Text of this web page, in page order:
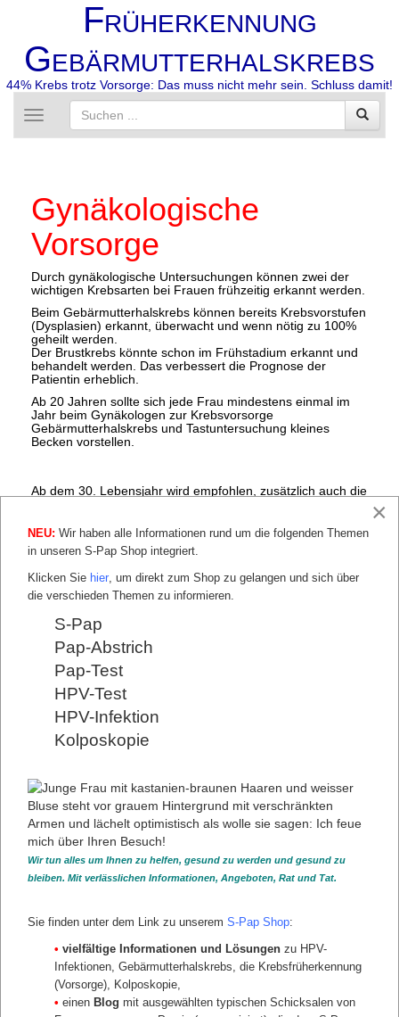
FRÜHERKENNUNG
GEBÄRMUTTERHALSKREBS
44% Krebs trotz Vorsorge: Das muss nicht mehr sein. Schluss damit!
Toggle
navigation
Gynäkologische
Vorsorge
Durch gynäkologische Untersuchungen können zwei der
wichtigen Krebsarten bei Frauen frühzeitig erkannt werden.
Beim Gebärmutterhalskrebs können bereits Krebsvorstufen
(Dysplasien) erkannt, überwacht und wenn nötig zu 100%
geheilt werden.
Der Brustkrebs könnte schon im Frühstadium erkannt und
behandelt werden. Das verbessert die Prognose der
Patientin erheblich.
Ab 20 Jahren sollte sich jede Frau mindestens einmal im
Jahr beim Gynäkologen zur Krebsvorsorge
Gebärmutterhalskrebs und Tastuntersuchung kleines
Becken vorstellen.
Ab dem 30. Lebensjahr wird empfohlen, zusätzlich auch die
auch eine Mammografie, die alle zwei Jahre empfohlen
enormer Bedeutung, welche Untersuchungsart die Patientin
wählt. Je nachdem, welchen Abstrich der Frauenarzt
unterschiedlich. Möglich sind die konventionelle Zytologie
und die Dünnschicht-Zytologie.
KREBSVORSORGE FÜR FRAUEN
×
NEU: Wir haben alle Informationen rund um die folgenden Themen
in unseren S-Pap Shop integriert.
Klicken Sie hier, um direkt zum Shop zu gelangen und sich über
die verschieden Themen zu informieren.
S-Pap
Pap-Abstrich
Pap-Test
HPV-Test
HPV-Infektion
Kolposkopie
Wir tun alles um Ihnen zu helfen, gesund zu werden und gesund zu
bleiben. Mit verlässlichen Informationen, Angeboten, Rat und Tat.
Sie finden unter dem Link zu unserem S-Pap Shop:
• vielfältige Informationen und Lösungen zu HPV-
Infektionen, Gebärmutterhalskrebs, die Krebsfrüherkennung
(Vorsorge), Kolposkopie,
• einen Blog mit ausgewählten typischen Schicksalen von